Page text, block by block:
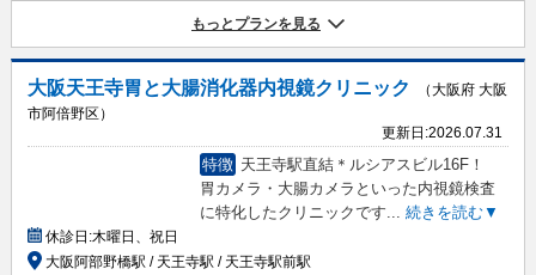
もっとプランを見る
大阪天王寺胃と大腸消化器内視鏡クリニック
（大阪府 大阪
市阿倍野区）
更新日:2026.07.31
特徴 天王寺駅直結＊ルシアスビル16F！
胃カメラ・大腸カメラといった内視鏡検査
に特化したクリニックです
続きを読む▼
休診日:木曜日、祝日
大阪阿部野橋駅 / 天王寺駅 / 天王寺駅前駅